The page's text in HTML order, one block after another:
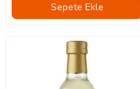
Sepete Ekle